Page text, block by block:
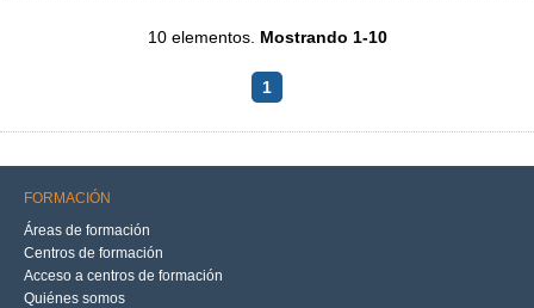
10 elementos. Mostrando 1-10
1
FORMACIÓN
Áreas de formación
Centros de formación
Acceso a centros de formación
Quiénes somos